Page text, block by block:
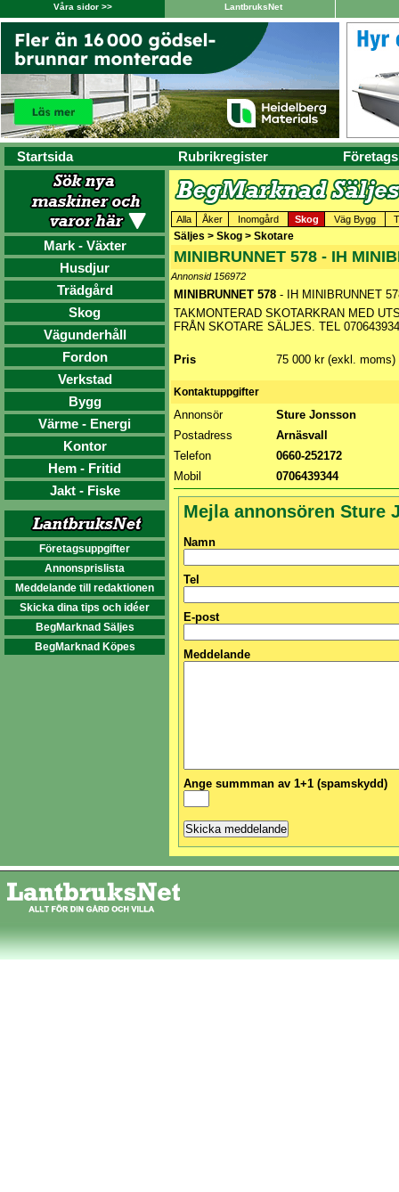
Våra sidor >> LantbruksNet
Startsida Rubrikregister
Mark - Växter
Husdjur
Trädgård
Skog
Vägunderhåll
Fordon
Verkstad
Bygg
Värme - Energi
Kontor
Hem - Fritid
Jakt - Fiske
Företagsuppgifter
Annonsprislista
Meddelande till redaktionen
Skicka dina tips och idéer
BegMarknad Säljes
BegMarknad Köpes
Alla Åker Inomgård Skog Väg Bygg
Säljes > Skog > Skotare
MINIBRUNNET 578 - IH
Annonsid 156972
MINIBRUNNET 578 - IH MINIBRUNNET
TAKMONTERAD SKOTARKRAN MED
FRÅN SKOTARE SÄLJES. TEL
Pris 75 000 kr (exkl. moms)
Kontaktuppgifter
Annonsör
Sture Jonsson
Postadress
Arnäsvall
Telefon
0660-252172
Mobil
0706439344
Mejla annonsören Sture
Namn
Tel
E-post
Meddelande
Ange summman av 1+1 (spamskydd)